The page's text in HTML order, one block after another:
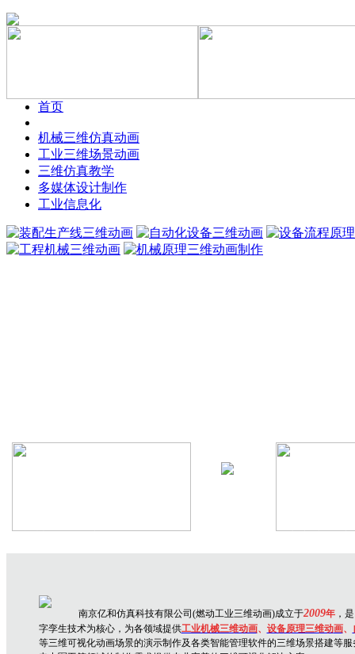
首页
机械三维仿真动画
工业三维场景动画
三维仿真教学
多媒体设计制作
工业信息化
南京亿和仿真科技有限公司(燃动工业三维动画)成立于2009年，
字孪生技术为核心，为各领域提供工业机械三维动画、 设备原理三维动画、
等三维可视化动画场景的演示制作及各类智能管理软件的三维场景搭建等